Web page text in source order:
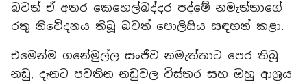
බවත් ඒ අතර කෙහෙල්බද්දර පද්මේ නමැත්තාගේ
රතු නිවේදනය තිබූ බවත් පොලිසිය සඳහන් කළා.
එමෙන්ම ගනේමුල්ල සංජීව නමැත්තාට පෙර තිබූ
නඩු, දැනට පවතින නඩුවල විස්තර සහ ඔහු ආශ්‍රය